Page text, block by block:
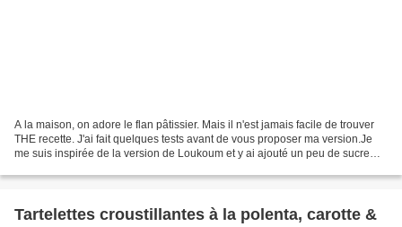
A la maison, on adore le flan pâtissier. Mais il n'est jamais facile de trouver
THE recette. J'ai fait quelques tests avant de vous proposer ma version.Je
me suis inspirée de la version de Loukoum et y ai ajouté un peu de sucre
Tartelettes croustillantes à la polenta, carotte &